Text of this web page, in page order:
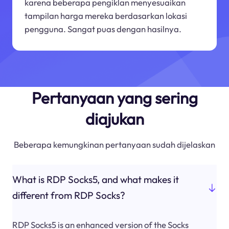
karena beberapa pengiklan menyesuaikan
tampilan harga mereka berdasarkan lokasi
pengguna. Sangat puas dengan hasilnya.
Pertanyaan yang sering
diajukan
Beberapa kemungkinan pertanyaan sudah dijelaskan
What is RDP Socks5, and what makes it
different from RDP Socks?
RDP Socks5 is an enhanced version of the Socks